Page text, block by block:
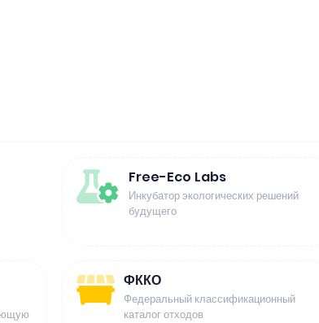
Free-Eco Labs
Инкубатор экологических решений
будущего
ФККО
Федеральный классификационный
каталог отходов